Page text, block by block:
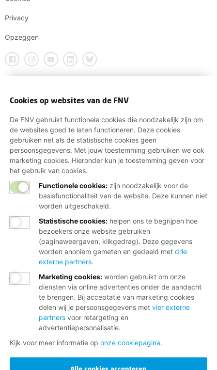
Privacy
Opzeggen
Cookies op websites van de FNV
De FNV gebruikt functionele cookies die noodzakelijk zijn om
de websites goed te laten functioneren. Deze cookies
gebruiken net als de statistische cookies geen
persoonsgegevens. Met jouw toestemming gebruiken we ook
marketing cookies. Hieronder kun je toestemming geven voor
het gebruik van cookies.
Functionele cookies: zijn noodzakelijk voor de
basisfunctionaliteit van de website. Deze kunnen niet
worden uitgeschakeld.
Statistische cookies: helpen ons te begrijpen hoe
bezoekers onze website gebruiken
(paginaweergaven, klikgedrag). Deze gegevens
worden anoniem gemeten en gedeeld met drie
externe partners.
Marketing cookies: worden gebruikt om onze
diensten via online advertenties onder de aandacht
te brengen. Bij acceptatie van marketing cookies
delen wij je persoonsgegevens met vier externe
partners voor retargeting en
advertentiepersonalisatie.
Kijk voor meer informatie op onze cookiepagina.